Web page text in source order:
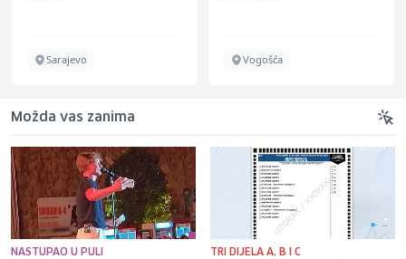
Sarajevo Vogošća
Možda vas zanima
NASTUPAO U PULI TRI DIJELA A, B I C